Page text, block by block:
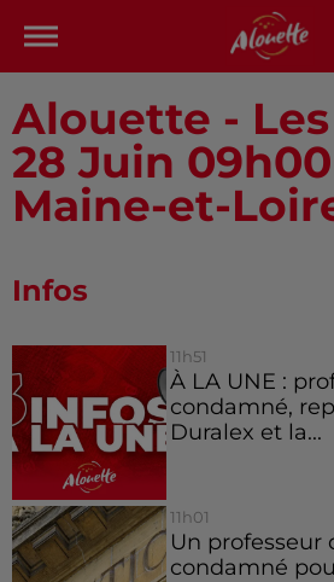
Alouette -
28 Juin
Maine-et-
Infos
11h51
À LA UNE :
condamné,
Duralex et la...
11h01
Un professeur
condamné